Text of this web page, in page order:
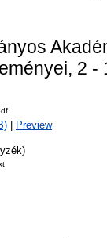
2 -
Preview